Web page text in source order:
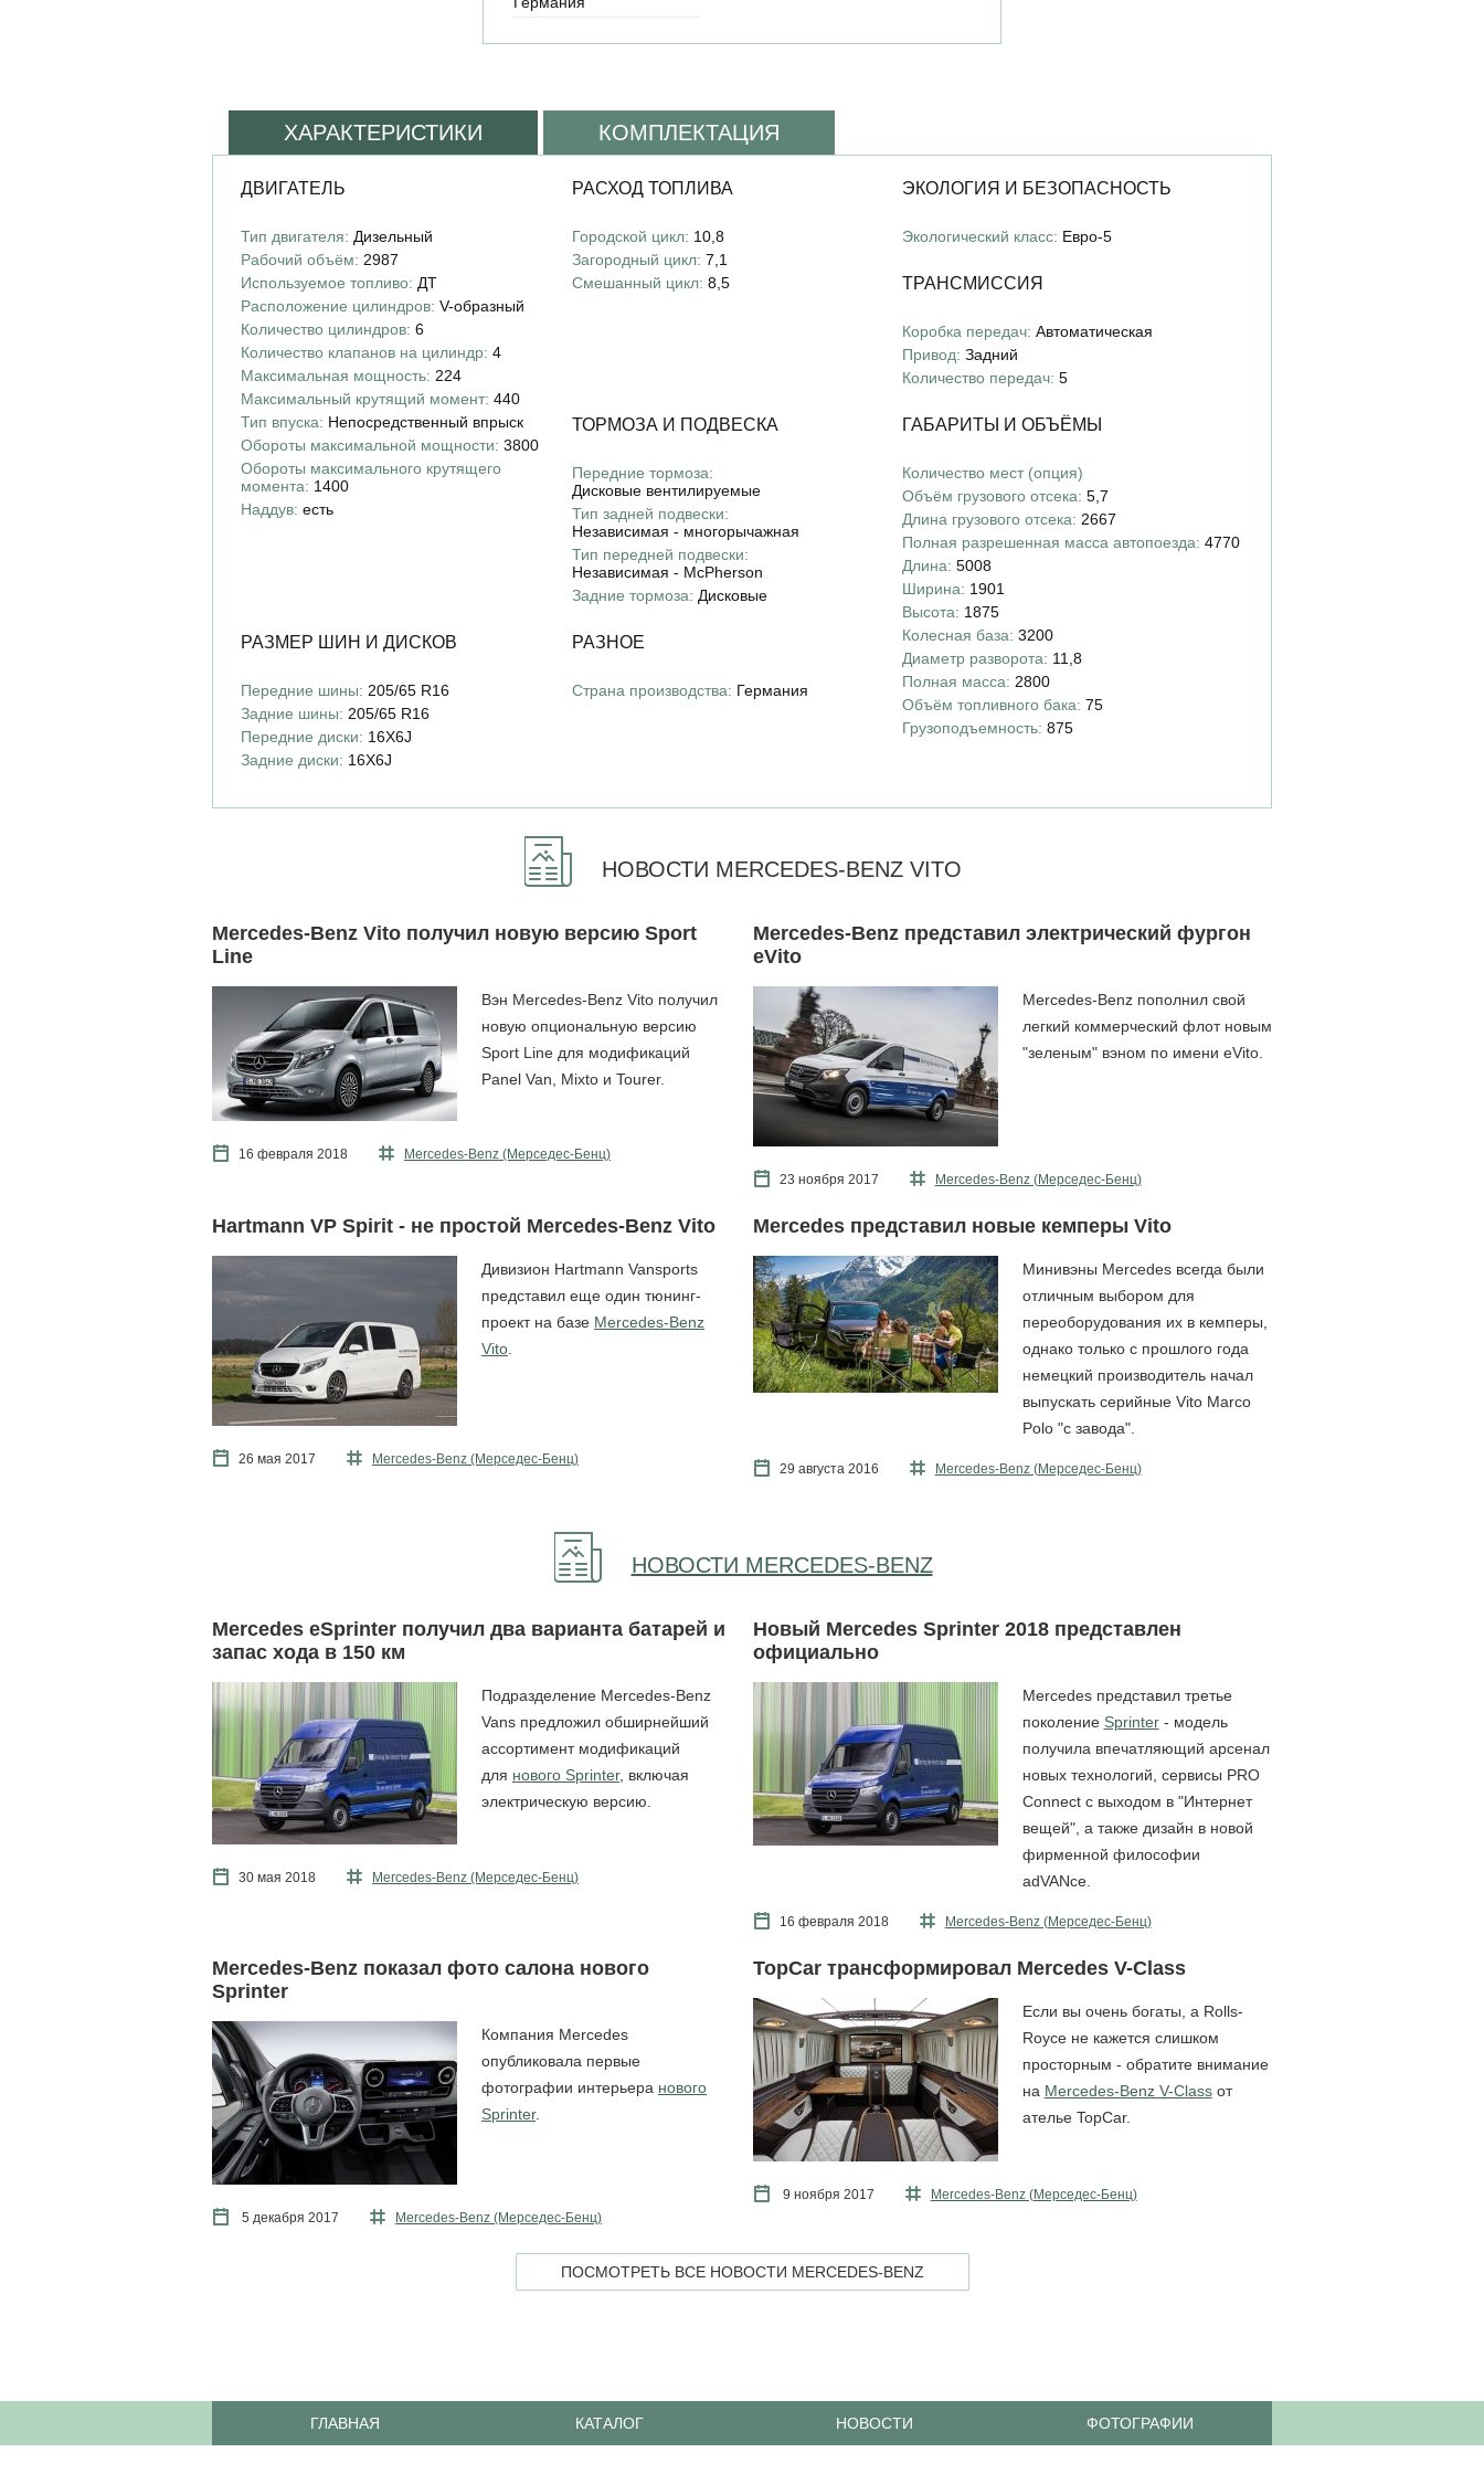
ХАРАКТЕРИСТИКИ
ДВИГАТЕЛЬ
Тип двигателя: Дизельный
Рабочий объём: 2987
Используемое топливо: ДТ
Расположение цилиндров: V-образный
Количество цилиндров: 6
Количество клапанов на цилиндр: 4
Максимальная мощность: 224
Максимальный крутящий момент: 440
Тип впуска: Непосредственный впрыск
Обороты максимальной мощности: 3800
Обороты максимального крутящего
момента: 1400
Наддув: есть
РАСХОД ТОПЛИВА
Городской цикл: 10,8
Загородный цикл: 7,1
Смешанный цикл: 8,5
ЭКОЛОГИЯ И БЕЗОПАСНОСТЬ
Экологический класс: Евро-5
ТРАНСМИССИЯ
Коробка передач: Автоматическая
Привод: Задний
Количество передач: 5
ТОРМОЗА И ПОДВЕСКА
Передние тормоза:
Дисковые вентилируемые
Тип задней подвески:
Независимая - многорычажная
Тип передней подвески:
Независимая - McPherson
Задние тормоза: Дисковые
ГАБАРИТЫ И ОБЪЁМЫ
Количество мест (опция)
Объём грузового отсека: 5,7
Длина грузового отсека: 2667
Полная разрешенная масса автопоезда: 4770
Длина: 5008
Ширина: 1901
Высота: 1875
Колесная база: 3200
Диаметр разворота: 11,8
Полная масса: 2800
Объём топливного бака: 75
Грузоподъемность: 875
РАЗМЕР ШИН И ДИСКОВ
Передние шины: 205/65 R16
Задние шины: 205/65 R16
Передние диски: 16X6J
Задние диски: 16X6J
РАЗНОЕ
Страна производства: Германия
КОМПЛЕКТАЦИЯ
НОВОСТИ MERCEDES-BENZ VITO
Mercedes-Benz Vito получил новую версию Sport
Line
Вэн Mercedes-Benz Vito получил
новую опциональную версию
Sport Line для модификаций
Panel Van, Mixto и Tourer.
16 февраля 2018 Mercedes-Benz (Мерcедес-Бенц)
Mercedes-Benz представил электрический фургон
eVito
Mercedes-Benz пополнил свой
легкий коммерческий флот новым
"зеленым" вэном по имени eVito.
23 ноября 2017 Mercedes-Benz (Мерcедес-Бенц)
Hartmann VP Spirit - не простой Mercedes-Benz Vito
Дивизион Hartmann Vansports
представил еще один тюнинг-
проект на базе Mercedes-Benz
Vito
26 мая 2017 Mercedes-Benz (Мерcедес-Бенц)
Mercedes представил новые кемперы Vito
Минивэны Mercedes всегда были
отличным выбором для
переоборудования их в кемперы,
однако только с прошлого года
немецкий производитель начал
выпускать серийные Vito Marco
Polo "с завода".
29 августа 2016 Mercedes-Benz (Мерcедес-Бенц)
НОВОСТИ MERCEDES-BENZ
Mercedes eSprinter получил два варианта батарей и
запас хода в 150 км
Подразделение Mercedes-Benz
Vans предложил обширнейший
ассортимент модификаций
для нового Sprinter, включая
электрическую версию.
30 мая 2018 Mercedes-Benz (Мерcедес-Бенц)
Новый Mercedes Sprinter 2018 представлен
официально
Mercedes представил третье
поколение Sprinter- модель
получила впечатляющий арсенал
новых технологий, сервисы PRO
Connect с выходом в "Интернет
вещей", а также дизайн в новой
фирменной философии
adVANce.
16 февраля 2018 Mercedes-Benz (Мерcедес-Бенц)
Mercedes-Benz показал фото салона нового
Sprinter
Компания Mercedes
опубликовала первые
фотографии интерьера нового
Sprinter.
5 декабря 2017 Mercedes-Benz (Мерcедес-Бенц)
TopCar трансформировал Mercedes V-Class
Если вы очень богаты, а Rolls-
Royce не кажется слишком
просторным - обратите внимание
на Mercedes-Benz V-Classот
ателье TopCar.
9 ноября 2017 Mercedes-Benz (Мерcедес-Бенц)
ПОСМОТРЕТЬ ВСЕ НОВОСТИ MERCEDES-BENZ
ГЛАВНАЯ КАТАЛОГ НОВОСТИ ФОТОГРАФИИ